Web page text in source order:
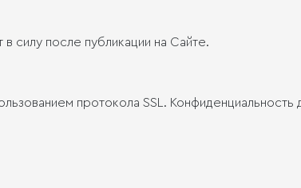
силу после публикации на Сайте.
протокола SSL. Конфиденциальность